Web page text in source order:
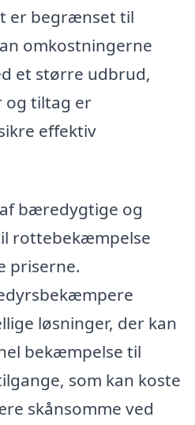
er begrænset til
omkostningerne
et større udbrud,
og tiltag er
effektiv
bæredygtige og
rottebekæmpelse
priserne.
løsninger, der kan
bekæmpelse til
som kan koste
skånsomme ved